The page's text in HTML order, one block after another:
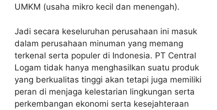
UMKM (usaha mikro kecil dan menengah).
Jadi secara keseluruhan perusahaan ini masuk
dalam perusahaan minuman yang memang
terkenal serta populer di Indonesia. PT Central
Logam tidak hanya menghasilkan suatu produk
yang berkualitas tinggi akan tetapi juga memiliki
peran di menjaga kelestarian lingkungan serta
perkembangan ekonomi serta kesejahteraan